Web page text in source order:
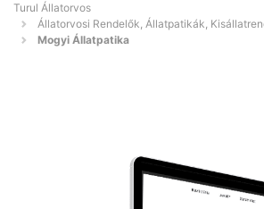
Turul Állatorvos
Állatorvosi Rendelők, Állatpatikák,
Mogyi Állatpatika